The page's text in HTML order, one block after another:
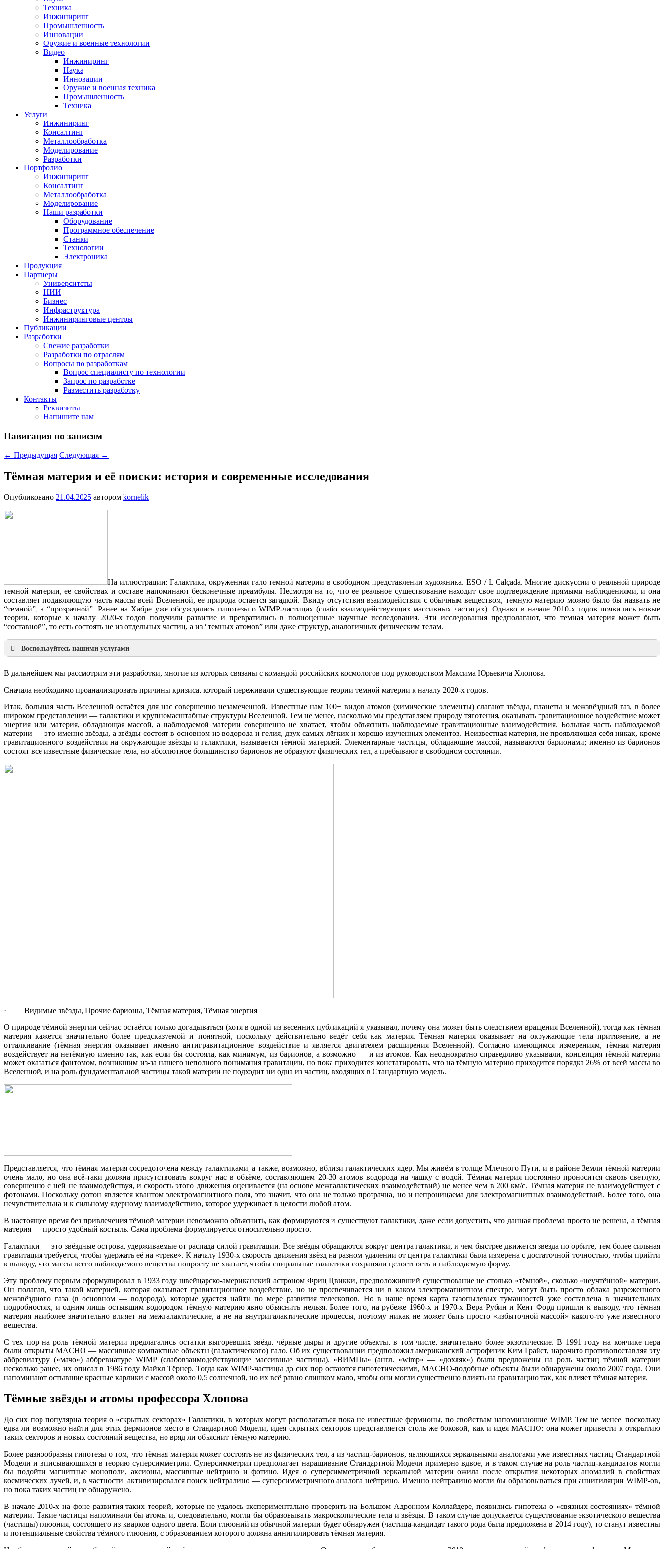
Техника
Инжиниринг
Промышленность
Инновации
Оружие и военные технологии
Видео
Инжиниринг
Наука
Инновации
Оружие и военная техника
Промышленность
Техника
Услуги
Инжиниринг
Консалтинг
Металлообработка
Моделирование
Разработки
Портфолио
Инжиниринг
Консалтинг
Металлообработка
Моделирование
Наши разработки
Оборудование
Программное обеспечение
Станки
Технологии
Электроника
Продукция
Партнеры
Университеты
НИИ
Бизнес
Инфраструктура
Инжиниринговые центры
Публикации
Разработки
Свежие разработки
Разработки по отраслям
Вопросы по разработкам
Вопрос специалисту по технологии
Запрос по разработке
Разместить разработку
Контакты
Реквизиты
Напишите нам
Навигация по записям
← Предыдущая Следующая →
Тёмная материя и её поиски: история и современные исследования
Опубликовано 21.04.2025 автором kornelik
На иллюстрации: Галактика, окруженная гало темной материи в свободном представлении художника. ESO / L Calçada. Многие дискуссии о реальной природе
темной материи, ее свойствах и составе напоминают бесконечные преамбулы. Несмотря на то, что ее реальное существование находит свое подтверждение прямыми наблюдениями, и она
составляет подавляющую часть массы всей Вселенной, ее природа остается загадкой. Ввиду отсутствия взаимодействия с обычным веществом, темную материю можно было бы назвать не
“темной”, а “прозрачной”. Ранее на Хабре уже обсуждались гипотезы о WIMP-частицах (слабо взаимодействующих массивных частицах). Однако в начале 2010-х годов появились новые
теории, которые к началу 2020-х годов получили развитие и превратились в полноценные научные исследования. Эти исследования предполагают, что темная материя может быть
“составной”, то есть состоять не из отдельных частиц, а из “темных атомов” или даже структур, аналогичных физическим телам.
Воспользуйтесь нашими услугами
Презентации по направлениям
Инжиниринг
Консалтинг
Металлообработка
Моделирование
Разработки
В дальнейшем мы рассмотрим эти разработки, многие из которых связаны с командой российских космологов под руководством Максима Юрьевича Хлопова.
Сначала необходимо проанализировать причины кризиса, который переживали существующие теории темной материи к началу 2020-х годов.
Итак, большая часть Вселенной остаётся для нас совершенно незамеченной. Известные нам 100+ видов атомов (химические элементы) слагают звёзды, планеты и межзвёздный газ, в более
широком представлении — галактики и крупномасштабные структуры Вселенной. Тем не менее, насколько мы представляем природу тяготения, оказывать гравитационное воздействие может
энергия или материя, обладающая массой, а наблюдаемой материи совершенно не хватает, чтобы объяснить наблюдаемые гравитационные взаимодействия. Большая часть наблюдаемой
материи — это именно звёзды, а звёзды состоят в основном из водорода и гелия, двух самых лёгких и хорошо изученных элементов. Неизвестная материя, не проявляющая себя никак, кроме
гравитационного воздействия на окружающие звёзды и галактики, называется тёмной материей. Элементарные частицы, обладающие массой, называются барионами; именно из барионов
состоят все известные физические тела, но абсолютное большинство барионов не образуют физических тел, а пребывают в свободном состоянии.
· Видимые звёзды, Прочие барионы, Тёмная материя, Тёмная энергия
О природе тёмной энергии сейчас остаётся только догадываться (хотя в одной из весенних публикаций я указывал, почему она может быть следствием вращения Вселенной), тогда как тёмная
материя кажется значительно более предсказуемой и понятной, поскольку действительно ведёт себя как материя. Тёмная материя оказывает на окружающие тела притяжение, а не
отталкивание (тёмная энергия оказывает именно антигравитационное воздействие и является двигателем расширения Вселенной). Согласно имеющимся измерениям, тёмная материя
воздействует на нетёмную именно так, как если бы состояла, как минимум, из барионов, а возможно — и из атомов. Как неоднократно справедливо указывали, концепция тёмной материи
может оказаться фантомом, возникшим из-за нашего неполного понимания гравитации, но пока приходится констатировать, что на тёмную материю приходится порядка 26% от всей массы во
Вселенной, и на роль фундаментальной частицы такой материи не подходит ни одна из частиц, входящих в Стандартную модель.
Представляется, что тёмная материя сосредоточена между галактиками, а также, возможно, вблизи галактических ядер. Мы живём в толще Млечного Пути, и в районе Земли тёмной материи
очень мало, но она всё-таки должна присутствовать вокруг нас в объёме, составляющем 20-30 атомов водорода на чашку с водой. Тёмная материя постоянно проносится сквозь светлую,
совершенно с ней не взаимодействуя, и скорость этого движения оценивается (на основе межгалактических взаимодействий) не менее чем в 200 км/c. Тёмная материя не взаимодействует с
фотонами. Поскольку фотон является квантом электромагнитного поля, это значит, что она не только прозрачна, но и непроницаема для электромагнитных взаимодействий. Более того, она
нечувствительна и к сильному ядерному взаимодействию, которое удерживает в целости любой атом.
В настоящее время без привлечения тёмной материи невозможно объяснить, как формируются и существуют галактики, даже если допустить, что данная проблема просто не решена, а тёмная
материя — просто удобный костыль. Сама проблема формулируется относительно просто.
Галактики — это звёздные острова, удерживаемые от распада силой гравитации. Все звёзды обращаются вокруг центра галактики, и чем быстрее движется звезда по орбите, тем более сильная
гравитация требуется, чтобы удержать её на «треке». К началу 1930-х скорость движения звёзд на разном удалении от центра галактики была измерена с достаточной точностью, чтобы прийти
к выводу, что массы всего наблюдаемого вещества попросту не хватает, чтобы спиральные галактики сохраняли целостность и наблюдаемую форму.
Эту проблему первым сформулировал в 1933 году швейцарско-американский астроном Фриц Цвикки, предположивший существование не столько «тёмной», сколько «неучтённой» материи.
Он полагал, что такой материей, которая оказывает гравитационное воздействие, но не просвечивается ни в каком электромагнитном спектре, могут быть просто облака разреженного
межзвёздного газа (в основном — водорода), которые удастся найти по мере развития телескопов. Но в наше время карта газопылевых туманностей уже составлена в значительных
подробностях, и одним лишь остывшим водородом тёмную материю явно объяснить нельзя. Более того, на рубеже 1960-х и 1970-х Вера Рубин и Кент Форд пришли к выводу, что тёмная
материя наиболее значительно влияет на межгалактические, а не на внутригалактические процессы, поэтому никак не может быть просто «избыточной массой» какого-то уже известного
вещества.
С тех пор на роль тёмной материи предлагались остатки выгоревших звёзд, чёрные дыры и другие объекты, в том числе, значительно более экзотические. В 1991 году на кончике пера
были открыты MACHO — массивные компактные объекты (галактического) гало. Об их существовании предположил американский астрофизик Ким Грайст, нарочито противопоставляя эту
аббревиатуру («мачо») аббревиатуре WIMP (слабовзаимодействующие массивные частицы). «ВИМПы» (англ. «wimp» — «дохляк») были предложены на роль частиц тёмной материи
несколько ранее, их описал в 1986 году Майкл Тёрнер. Тогда как WIMP-частицы до сих пор остаются гипотетическими, MACHO-подобные объекты были обнаружены около 2007 года. Они
напоминают остывшие красные карлики с массой около 0,5 солнечной, но их всё равно слишком мало, чтобы они могли существенно влиять на гравитацию так, как влияет тёмная материя.
Тёмные звёзды и атомы профессора Хлопова
До сих пор популярна теория о «скрытых секторах» Галактики, в которых могут располагаться пока не известные фермионы, по свойствам напоминающие WIMP. Тем не менее, поскольку
едва ли возможно найти для этих фермионов место в Стандартной Модели, идея скрытых секторов представляется столь же боковой, как и идея MACHO: она может привести к открытию
таких секторов и новых состояний вещества, но вряд ли объяснит тёмную материю.
Более разнообразны гипотезы о том, что тёмная материя может состоять не из физических тел, а из частиц-барионов, являющихся зеркальными аналогами уже известных частиц Стандартной
Модели и вписывающихся в теорию суперсимметрии. Суперсимметрия предполагает наращивание Стандартной Модели примерно вдвое, и в таком случае на роль частиц-кандидатов могли
бы подойти магнитные монополи, аксионы, массивные нейтрино и фотино. Идея о суперсимметричной зеркальной материи ожила после открытия некоторых аномалий в свойствах
космических лучей, и, в частности, активизировался поиск нейтралино — суперсимметричного аналога нейтрино. Именно нейтралино могли бы образовываться при аннигиляции WIMP-ов,
но пока таких частиц не обнаружено.
В начале 2010-х на фоне развития таких теорий, которые не удалось экспериментально проверить на Большом Адронном Коллайдере, появились гипотезы о «связных состояниях» тёмной
материи. Такие частицы напоминали бы атомы и, следовательно, могли бы образовывать макроскопические тела и звёзды. В таком случае допускается существование экзотического вещества
(частицы) глюония, состоящего из кварков одного цвета. Если глюоний из обычной материи будет обнаружен (частица-кандидат такого рода была предложена в 2014 году), то станут известны
и потенциальные свойства тёмного глюония, с образованием которого должна аннигилировать тёмная материя.